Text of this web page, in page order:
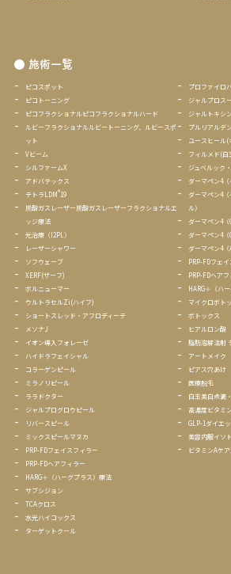
施術一覧
ピコスポット
ピコトーニング
ピコフラクショナルピコフラクショナルハード
ルビーフラクショナルルビートーニング、ルビースポ
ット
Vビーム
シルファームX
アドバテックス
テトラLDM®19
炭酸ガスレーザー炭酸ガスレーザーフラクショナルエ
ッジ療法
光治療（I2PL）
レーザーシャワー
ソフウェーブ
XERF(ザーフ)
ボルニューマー
ウルトラセルZi(ハイフ)
ショートスレッド・アフロディーテ
メソナJ
イオン導入フォレーゼ
ハイドラフェイシャル
コラーゲンピール
ミラノリピール
ララ ドクター
ジャルプログロウピール
リバースピール
ミックスピールマヌカ
PRP-FDフェイスフィラー
PRP-FDヘアフィラー
HARG＋（ハーグプラス）療法
サブシジョン
TCAクロス
水光ハイコックス
ターゲットクール
プロファイロ
ジャルプロス
ジャルトキシ
プルリアルデ
ユースヒール(
フィルメド(白
ジュベルック
ダーマペン4（
ダーマペン4
ル）
ダーマペン4（
ダーマペン4（
ダーマペン4（
PRP-FDフェ
PRP-FDヘアフ
HARG＋（ハ
マイクロボト
ボトックス
ヒアルロン酸
脂肪溶解注射
アートメイク
ピアス穴あけ
医療脱毛
白玉美白点滴
高濃度ビタミ
GLP-1ダイエ
美容内服イソ
ビタミンAケ